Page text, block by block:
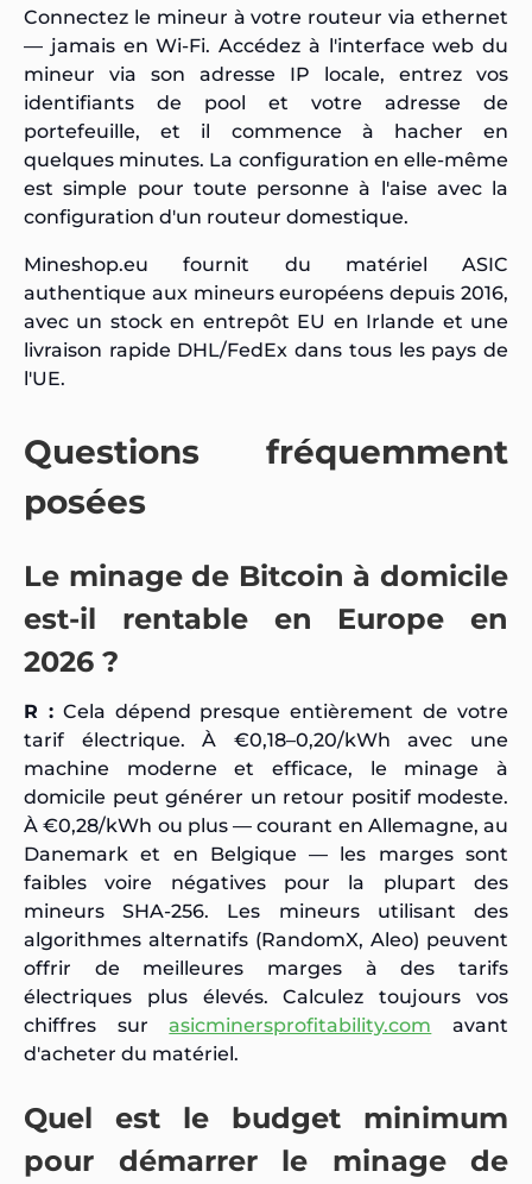
Connectez le mineur à votre routeur via ethernet
— jamais en Wi-Fi. Accédez à l'interface web du
mineur via son adresse IP locale, entrez vos
identifiants de pool et votre adresse de
portefeuille, et il commence à hacher en
quelques minutes. La configuration en elle-même
est simple pour toute personne à l'aise avec la
configuration d'un routeur domestique.
Mineshop.eu fournit du matériel ASIC
authentique aux mineurs européens depuis 2016,
avec un stock en entrepôt EU en Irlande et une
livraison rapide DHL/FedEx dans tous les pays de
l'UE.
Questions fréquemment
posées
Le minage de Bitcoin à domicile
est-il rentable en Europe en
2026 ?
R :Cela dépend presque entièrement de votre
tarif électrique. À €0,18–0,20/kWh avec une
machine moderne et efficace, le minage à
domicile peut générer un retour positif modeste.
À €0,28/kWh ou plus — courant en Allemagne, au
Danemark et en Belgique — les marges sont
faibles voire négatives pour la plupart des
mineurs SHA-256. Les mineurs utilisant des
algorithmes alternatifs (RandomX, Aleo) peuvent
offrir de meilleures marges à des tarifs
électriques plus élevés. Calculez toujours vos
chiffres surasicminersprofitability.com avant
d'acheter du matériel.
Quel est le budget minimum
pour démarrer le minage de